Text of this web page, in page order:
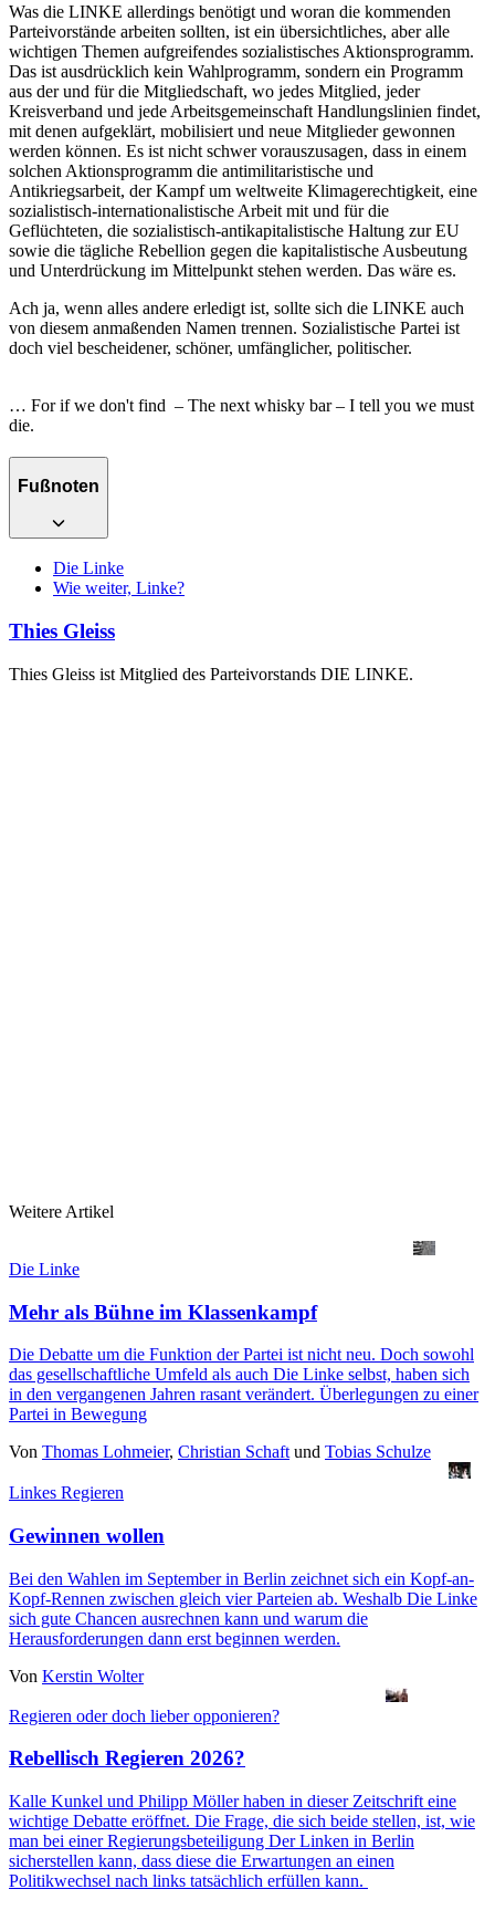
Was die LINKE allerdings benötigt und woran die kommenden
Parteivorstände arbeiten sollten, ist ein übersichtliches, aber alle
wichtigen Themen aufgreifendes sozialistisches Aktionsprogramm.
Das ist ausdrücklich kein Wahlprogramm, sondern ein Programm
aus der und für die Mitgliedschaft, wo jedes Mitglied, jeder
Kreisverband und jede Arbeitsgemeinschaft Handlungslinien findet,
mit denen aufgeklärt, mobilisiert und neue Mitglieder gewonnen
werden können. Es ist nicht schwer vorauszusagen, dass in einem
solchen Aktionsprogramm die antimilitaristische und
Antikriegsarbeit, der Kampf um weltweite Klimagerechtigkeit, eine
sozialistisch-internationalistische Arbeit mit und für die
Geflüchteten, die sozialistisch-antikapitalistische Haltung zur EU
sowie die tägliche Rebellion gegen die kapitalistische Ausbeutung
und Unterdrückung im Mittelpunkt stehen werden. Das wäre es.
Ach ja, wenn alles andere erledigt ist, sollte sich die LINKE auch
von diesem anmaßenden Namen trennen. Sozialistische Partei ist
doch viel bescheidener, schöner, umfänglicher, politischer.
… For if we don't find – The next whisky bar – I tell you we must
die.
Fußnoten
Die Linke
Wie weiter, Linke?
Thies Gleiss
Thies Gleiss ist Mitglied des Parteivorstands DIE LINKE.
Weitere Artikel
Die Linke
Mehr als Bühne im Klassenkampf
Die Debatte um die Funktion der Partei ist nicht neu. Doch sowohl
das gesellschaftliche Umfeld als auch Die Linke selbst, haben sich
in den vergangenen Jahren rasant verändert. Überlegungen zu einer
Partei in Bewegung
Von Thomas Lohmeier, Christian Schaft und Tobias Schulze
Linkes Regieren
Gewinnen wollen
Bei den Wahlen im September in Berlin zeichnet sich ein Kopf-an-
Kopf-Rennen zwischen gleich vier Parteien ab. Weshalb Die Linke
sich gute Chancen ausrechnen kann und warum die
Herausforderungen dann erst beginnen werden.
Von Kerstin Wolter
Regieren oder doch lieber opponieren?
Rebellisch Regieren 2026?
Kalle Kunkel und Philipp Möllerhaben in dieser Zeitschrift eine
wichtige Debatte eröffnet. Die Frage, die sich beide stellen, ist, wie
man bei einer Regierungsbeteiligung Der Linken in Berlin
sicherstellen kann, dass diese die Erwartungen an einen
Politikwechsel nach links tatsächlich erfüllen kann.